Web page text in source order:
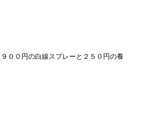
００円の白線スプレーと２５０円の養